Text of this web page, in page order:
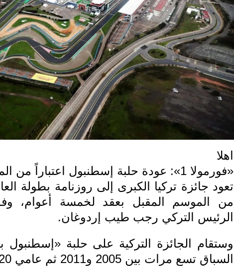
اهلا
«فورمولا 1»: عودة حلبة إسطنبول اعتباراً من الموسم المقبل
من الموسم المقبل بعقد لخمسة أعوام،
الرئيس التركي رجب طيب إردوغان.
وستقام الجائزة التركية على حلبة
السباق تسع مرات بين 2005 و2011 ثم عامي 2020 و2021.